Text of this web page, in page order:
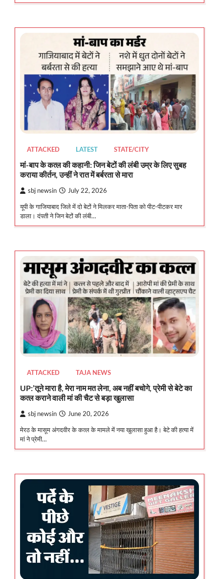
ATTACKED LATEST STATE/CITY
मां-बाप के कत्ल की कहानी: जिन बेटों की लंबी उम्र के लिए सुबह
कराया कीर्तन, उन्हीं ने रात में बर्बरता से मारा
sbj newsin July 22, 2026
यूपी के गाजियाबाद जिले में दो बेटों ने मिलकर माता-पिता को पीट-पीटकर मार
डाला। दंपती ने जिन बेटों की लंबी…
ATTACKED TAJA NEWS
UP:’तूने मारा है, मेरा नाम मत लेना, अब नहीं बचोगे, प्रेमी से बेटे का
कत्ल कराने वाली मां की चैट से बड़ा खुलासा
sbj newsin June 20, 2026
मेरठ के मासूम अंगदवीर के कत्ल के मामले में नया खुलासा हुआ है। बेटे की हत्या में
मां ने प्रेमी…